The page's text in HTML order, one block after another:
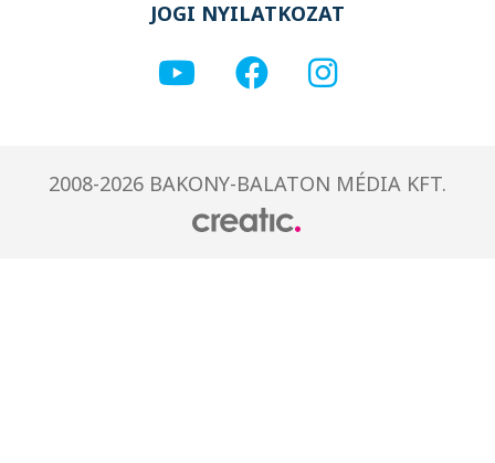
JOGI NYILATKOZAT
2008-2026 BAKONY-BALATON MÉDIA KFT.